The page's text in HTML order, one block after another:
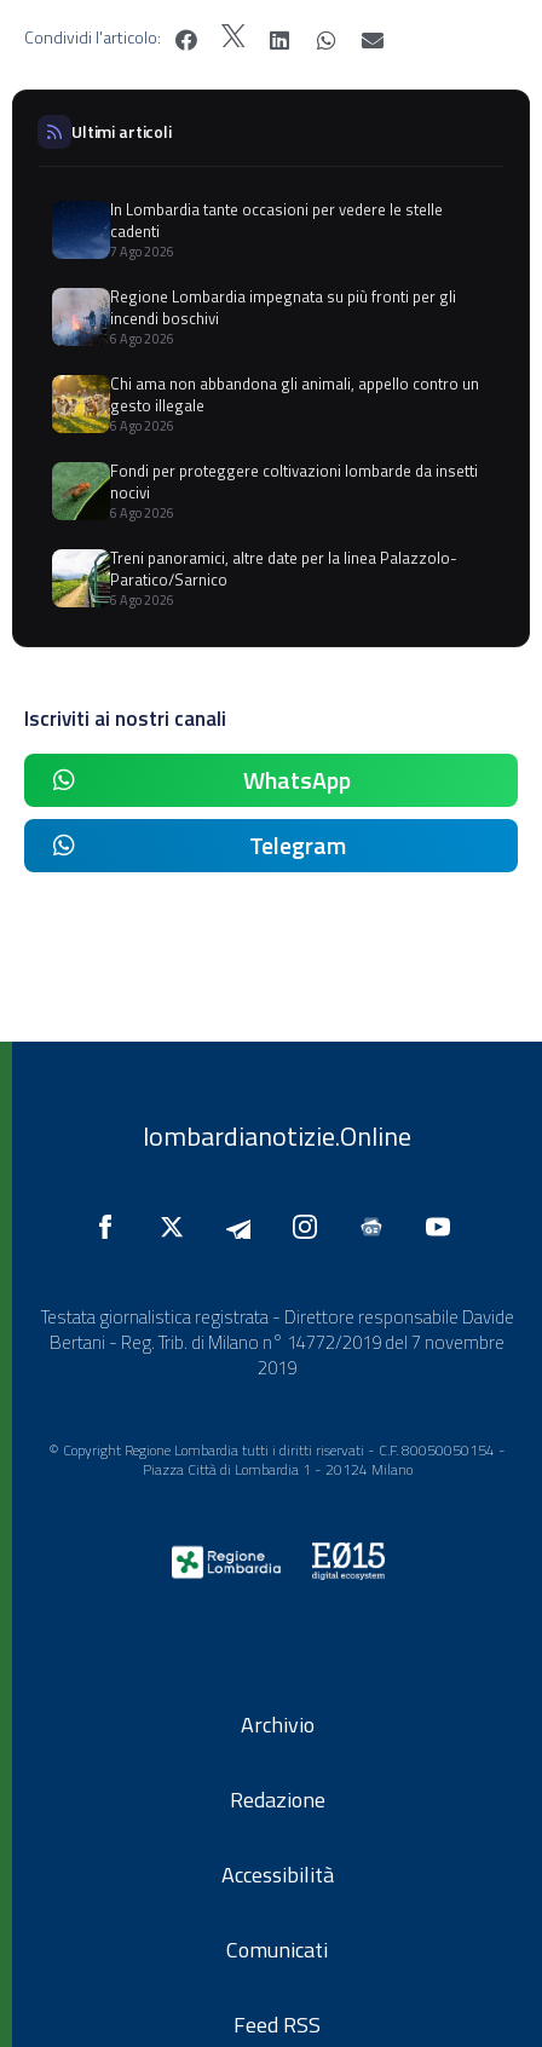
Condividi l'articolo:
Ultimi articoli
In Lombardia tante occasioni per vedere le stelle
cadenti
7 Ago 2026
Regione Lombardia impegnata su più fronti per gli
incendi boschivi
6 Ago 2026
Chi ama non abbandona gli animali, appello contro un
gesto illegale
6 Ago 2026
Fondi per proteggere coltivazioni lombarde da insetti
nocivi
6 Ago 2026
Treni panoramici, altre date per la linea Palazzolo-
Paratico/Sarnico
6 Ago 2026
Iscriviti ai nostri canali
WhatsApp
Telegram
lombardianotizie.Online
Testata giornalistica registrata - Direttore responsabile Davide
Bertani - Reg. Trib. di Milano n° 14772/2019 del 7 novembre
2019
© Copyright Regione Lombardia tutti i diritti riservati - C.F. 80050050154 -
Piazza Città di Lombardia 1 - 20124 Milano
Archivio
Redazione
Accessibilità
Comunicati
Feed RSS